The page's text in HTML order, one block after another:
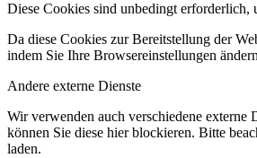
Diese Cookies sind unbedingt erforderlich,
Da diese Cookies zur Bereitstellung der
indem Sie Ihre Browsereinstellungen
Andere externe Dienste
Wir verwenden auch verschiedene externe
können Sie diese hier blockieren. Bitte
laden.